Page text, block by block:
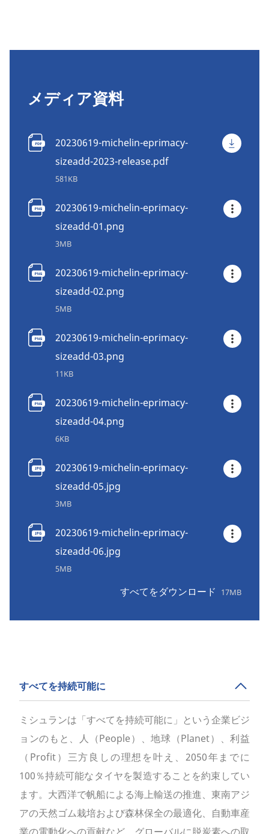
メディア資料
20230619-michelin-eprimacy-
sizeadd-2023-release.pdf
581KB
20230619-michelin-eprimacy-
sizeadd-01.png
3MB
20230619-michelin-eprimacy-
sizeadd-02.png
5MB
20230619-michelin-eprimacy-
sizeadd-03.png
11KB
20230619-michelin-eprimacy-
sizeadd-04.png
6KB
20230619-michelin-eprimacy-
sizeadd-05.jpg
3MB
20230619-michelin-eprimacy-
sizeadd-06.jpg
5MB
すべてをダウンロード 17MB
すべてを持続可能に
ミシュランは「すべてを持続可能に」という企業ビジ
ョンのもと、人（People）、地球（Planet）、利益
（Profit）三方良しの理想を叶え、2050年までに
100％持続可能なタイヤを製造することを約束してい
ます。大西洋で帆船による海上輸送の推進、東南アジ
アの天然ゴム栽培および森林保全の最適化、自動車産